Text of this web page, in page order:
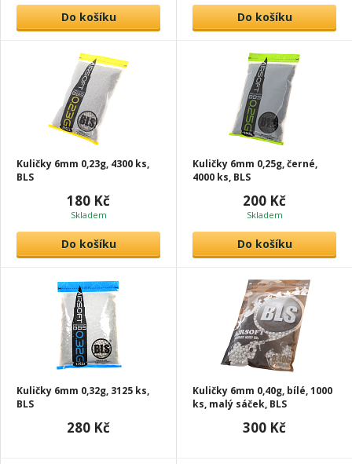
Do košíku Do košíku
Kuličky 6mm 0,23g, 4300 ks,
BLS
180 Kč
Skladem
Do košíku
Kuličky 6mm 0,25g, černé,
4000 ks, BLS
200 Kč
Skladem
Do košíku
Kuličky 6mm 0,32g, 3125 ks,
BLS
280 Kč
Kuličky 6mm 0,40g, bílé, 1000
ks, malý sáček, BLS
300 Kč